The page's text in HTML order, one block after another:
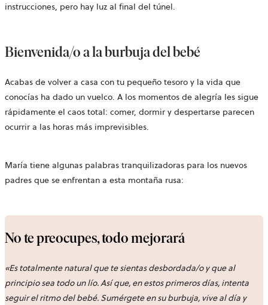
instrucciones, pero hay luz al final del túnel.
Bienvenida/o a la burbuja del bebé
Acabas de volver a casa con tu pequeño tesoro y la vida que
conocías ha dado un vuelco. A los momentos de alegría les sigue
rápidamente el caos total: comer, dormir y despertarse parecen
ocurrir a las horas más imprevisibles.
María tiene algunas palabras tranquilizadoras para los nuevos
padres que se enfrentan a esta montaña rusa:
No te preocupes, todo mejorará
«Es totalmente natural que te sientas desbordada/o y que al
principio sea todo un lío. Así que, en estos primeros días, intenta
seguir el ritmo del bebé. Sumérgete en su burbuja, vive al día y